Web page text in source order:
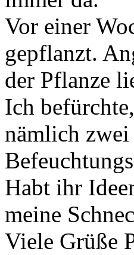
Vor einer
gepflanzt.
der Pflanze
Ich
nämlich zwei
Habt ihr
meine
Viele Grüße